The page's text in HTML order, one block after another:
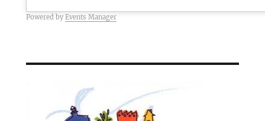
Powered byEvents Manager